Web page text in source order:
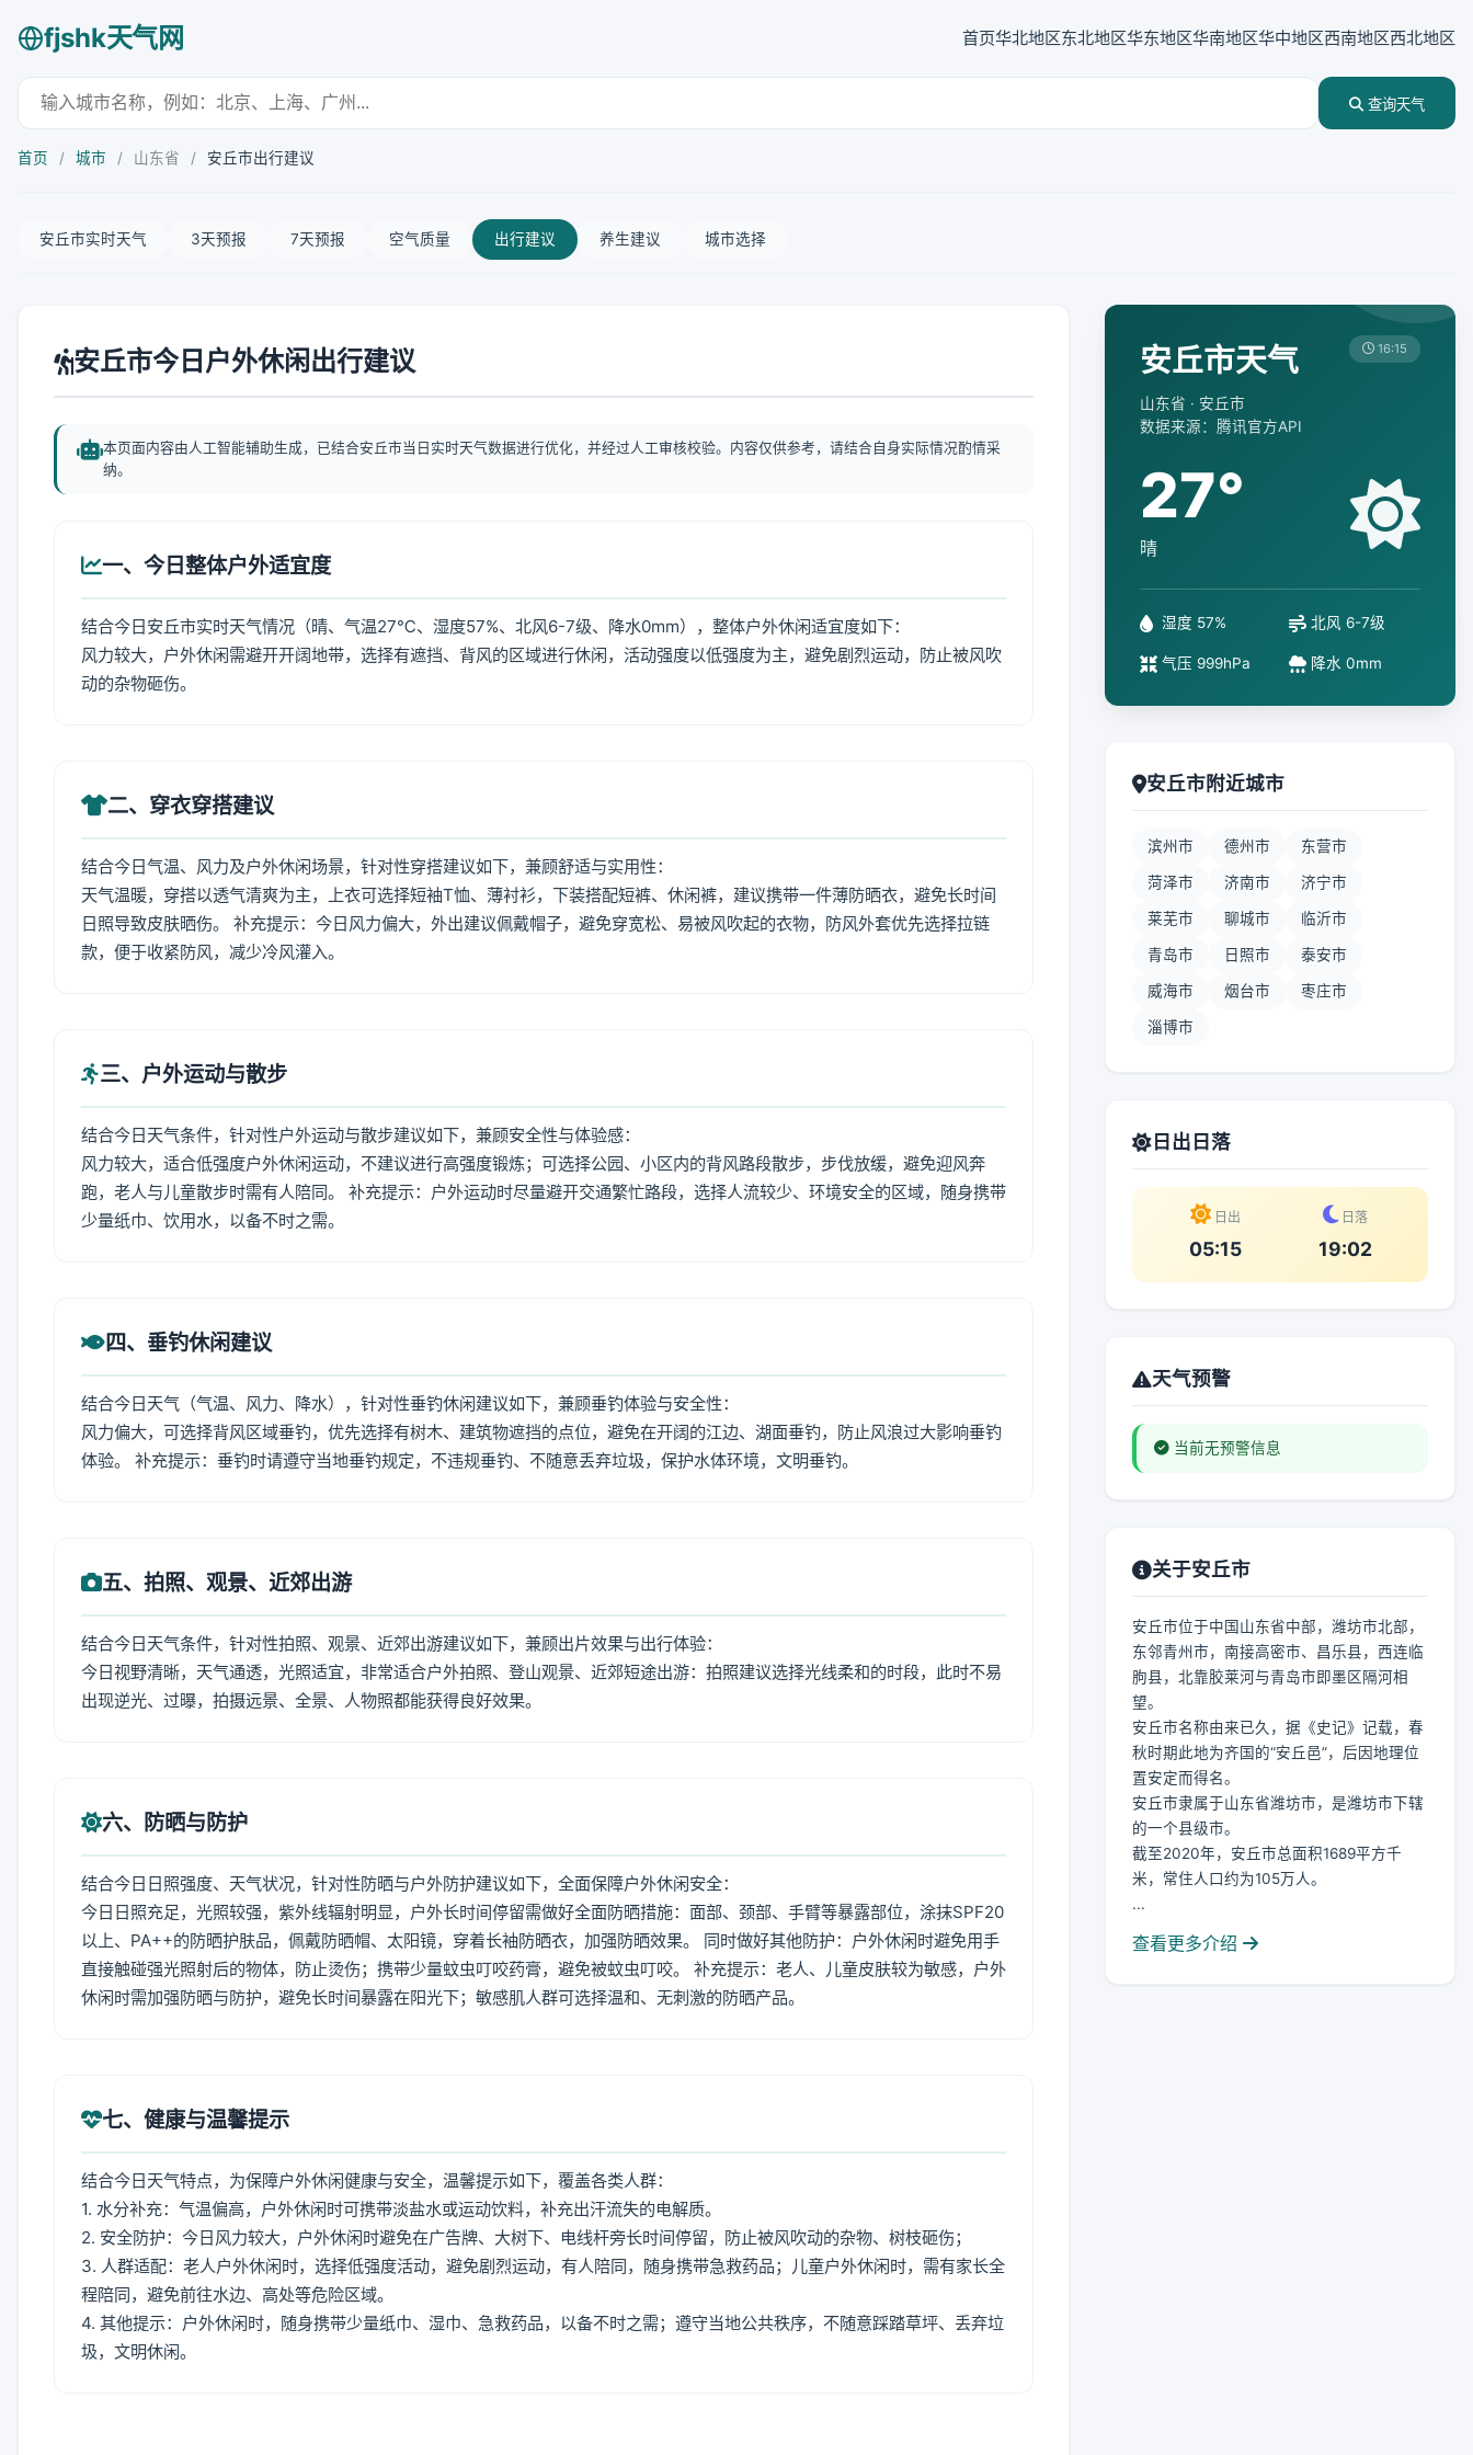
fjshk天气网 首页华北地区东北地区华东地区华南地区华中地区西南地区西北地区
查询天气
首页 / 城市 / 山东省 / 安丘市出行建议
安丘市实时天气 3天预报 7天预报 空气质量 出行建议 养生建议 城市选择
安丘市今日户外休闲出行建议
本页面内容由人工智能辅助生成，已结合安丘市当日实时天气数据进行优化，并经过人工审核校验。内容仅供参考，请结合自身实际情况酌情采
纳。
一、今日整体户外适宜度
结合今日安丘市实时天气情况（晴、气温27℃、湿度57%、北风6-7级、降水0mm），整体户外休闲适宜度如下：
风力较大，户外休闲需避开开阔地带，选择有遮挡、背风的区域进行休闲，活动强度以低强度为主，避免剧烈运动，防止被风吹
动的杂物砸伤。
二、穿衣穿搭建议
结合今日气温、风力及户外休闲场景，针对性穿搭建议如下，兼顾舒适与实用性：
天气温暖，穿搭以透气清爽为主，上衣可选择短袖T恤、薄衬衫，下装搭配短裤、休闲裤，建议携带一件薄防晒衣，避免长时间
日照导致皮肤晒伤。 补充提示：今日风力偏大，外出建议佩戴帽子，避免穿宽松、易被风吹起的衣物，防风外套优先选择拉链
款，便于收紧防风，减少冷风灌入。
三、户外运动与散步
结合今日天气条件，针对性户外运动与散步建议如下，兼顾安全性与体验感：
风力较大，适合低强度户外休闲运动，不建议进行高强度锻炼；可选择公园、小区内的背风路段散步，步伐放缓，避免迎风奔
跑，老人与儿童散步时需有人陪同。 补充提示：户外运动时尽量避开交通繁忙路段，选择人流较少、环境安全的区域，随身携带
少量纸巾、饮用水，以备不时之需。
四、垂钓休闲建议
结合今日天气（气温、风力、降水），针对性垂钓休闲建议如下，兼顾垂钓体验与安全性：
风力偏大，可选择背风区域垂钓，优先选择有树木、建筑物遮挡的点位，避免在开阔的江边、湖面垂钓，防止风浪过大影响垂钓
体验。 补充提示：垂钓时请遵守当地垂钓规定，不违规垂钓、不随意丢弃垃圾，保护水体环境，文明垂钓。
五、拍照、观景、近郊出游
结合今日天气条件，针对性拍照、观景、近郊出游建议如下，兼顾出片效果与出行体验：
今日视野清晰，天气通透，光照适宜，非常适合户外拍照、登山观景、近郊短途出游：拍照建议选择光线柔和的时段，此时不易
出现逆光、过曝，拍摄远景、全景、人物照都能获得良好效果。
六、防晒与防护
结合今日日照强度、天气状况，针对性防晒与户外防护建议如下，全面保障户外休闲安全：
今日日照充足，光照较强，紫外线辐射明显，户外长时间停留需做好全面防晒措施：面部、颈部、手臂等暴露部位，涂抹SPF20
以上、PA++的防晒护肤品，佩戴防晒帽、太阳镜，穿着长袖防晒衣，加强防晒效果。 同时做好其他防护：户外休闲时避免用手
直接触碰强光照射后的物体，防止烫伤；携带少量蚊虫叮咬药膏，避免被蚊虫叮咬。 补充提示：老人、儿童皮肤较为敏感，户外
休闲时需加强防晒与防护，避免长时间暴露在阳光下；敏感肌人群可选择温和、无刺激的防晒产品。
七、健康与温馨提示
结合今日天气特点，为保障户外休闲健康与安全，温馨提示如下，覆盖各类人群：
1. 水分补充：气温偏高，户外休闲时可携带淡盐水或运动饮料，补充出汗流失的电解质。
2. 安全防护：今日风力较大，户外休闲时避免在广告牌、大树下、电线杆旁长时间停留，防止被风吹动的杂物、树枝砸伤；
3. 人群适配：老人户外休闲时，选择低强度活动，避免剧烈运动，有人陪同，随身携带急救药品；儿童户外休闲时，需有家长全
程陪同，避免前往水边、高处等危险区域。
4. 其他提示：户外休闲时，随身携带少量纸巾、湿巾、急救药品，以备不时之需；遵守当地公共秩序，不随意踩踏草坪、丢弃垃
圾，文明休闲。
安丘市天气
山东省 · 安丘市
数据来源：腾讯官方API
16:15
27°
晴
湿度 57% 北风 6-7级
气压 999hPa 降水 0mm
安丘市附近城市
滨州市 德州市 东营市
菏泽市 济南市 济宁市
莱芜市 聊城市 临沂市
青岛市 日照市 泰安市
威海市 烟台市 枣庄市
淄博市
日出日落
日出
05:15
日落
19:02
天气预警
当前无预警信息
关于安丘市
安丘市位于中国山东省中部，潍坊市北部，
东邻青州市，南接高密市、昌乐县，西连临
朐县，北靠胶莱河与青岛市即墨区隔河相
望。
安丘市名称由来已久，据《史记》记载，春
秋时期此地为齐国的“安丘邑”，后因地理位
置安定而得名。
安丘市隶属于山东省潍坊市，是潍坊市下辖
的一个县级市。
截至2020年，安丘市总面积1689平方千
米，常住人口约为105万人。
...
查看更多介绍